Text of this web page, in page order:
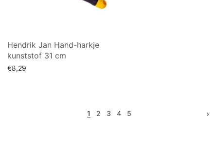
Hendrik Jan Hand-harkje
kunststof 31 cm
€8,29
1 2 3 4 5